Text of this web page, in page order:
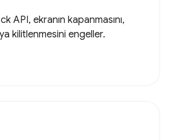
API, ekranın kapanmasını,
kilitlenmesini engeller.